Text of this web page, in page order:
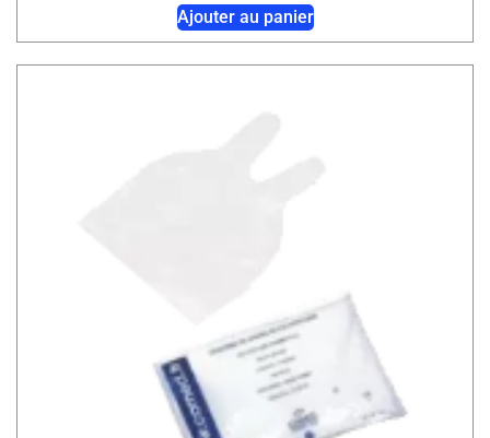
Ajouter au panier